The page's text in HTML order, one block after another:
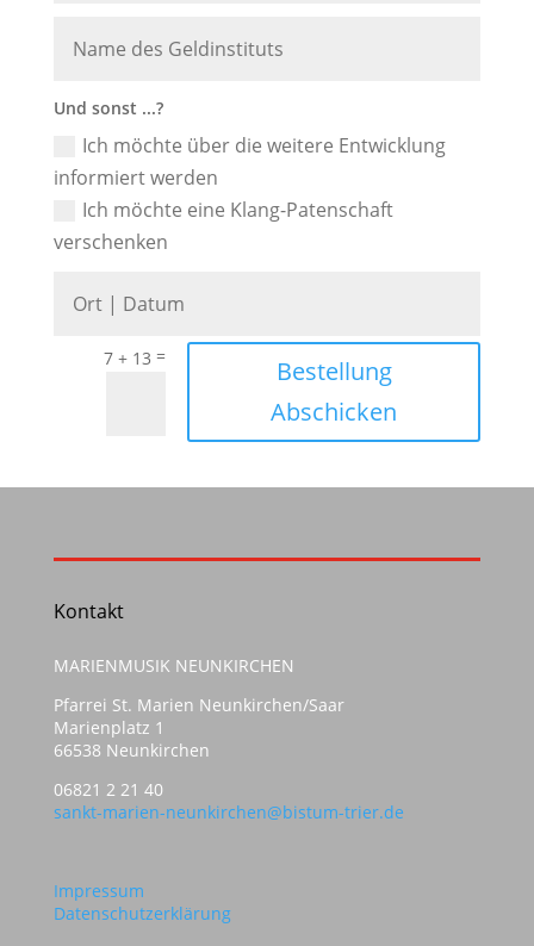
Und sonst ...?
Ich möchte über die weitere Entwicklung
informiert werden
Ich möchte eine Klang-Patenschaft
verschenken
7 + 13 =
Bestellung
Abschicken
Kontakt
MARIENMUSIK NEUNKIRCHEN
Pfarrei St. Marien Neunkirchen/Saar
Marienplatz 1
66538 Neunkirchen
06821 2 21 40
sankt-marien-neunkirchen@bistum-trier.de
Impressum
Datenschutzerklärung